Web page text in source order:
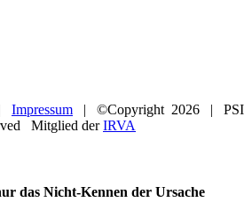
Impressum | ©Copyright 2026 | PSI
Mitglied derIRVA
das Nicht-Kennen der Ursache